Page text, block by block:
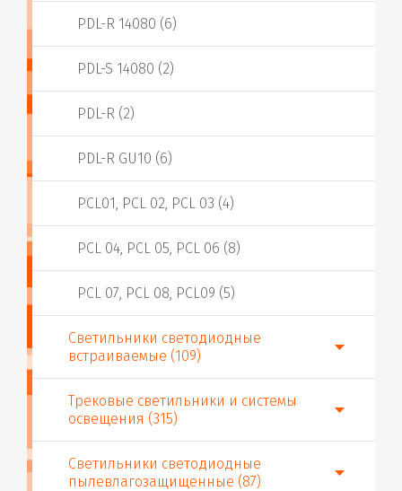
PDL-R 14080 (6)
PDL-S 14080 (2)
PDL-R (2)
PDL-R GU10 (6)
PCL01, PCL 02, PCL 03 (4)
PCL 04, PCL 05, PCL 06 (8)
PCL 07, PCL 08, PCL09 (5)
Светильники светодиодные
встраиваемые (109)
Трековые светильники и системы
освещения (315)
Светильники светодиодные
пылевлагозащищенные (87)